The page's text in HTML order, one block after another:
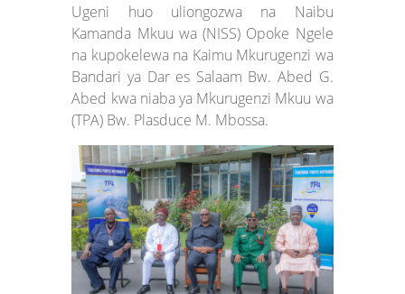
Ugeni huo uliongozwa na Naibu
Kamanda Mkuu wa (NISS) Opoke Ngele
na kupokelewa na Kaimu Mkurugenzi wa
Bandari ya Dar es Salaam Bw. Abed G.
Abed kwa niaba ya Mkurugenzi Mkuu wa
(TPA) Bw. Plasduce M. Mbossa.